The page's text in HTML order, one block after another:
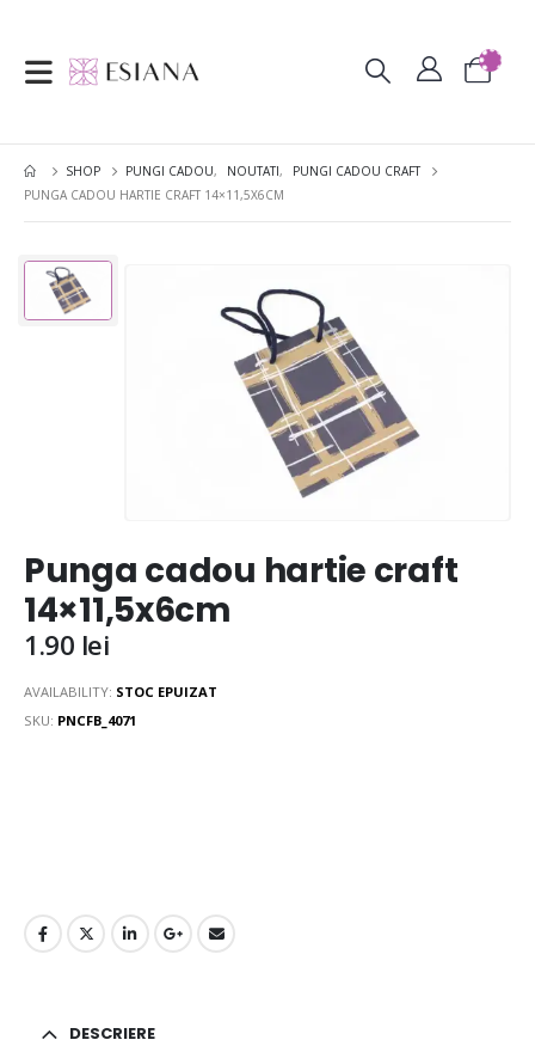
SHOP PUNGI CADOU, NOUTATI,
PUNGI CADOU CRAFT
PUNGA CADOU HARTIE CRAFT 14×11,5X6CM
Punga cadou hartie craft
14×11,5x6cm
1.90 lei
AVAILABILITY: STOC EPUIZAT
SKU: PNCFB_4071
DESCRIERE